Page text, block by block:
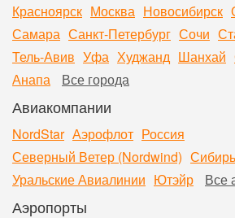
Красноярск Москва Новосибирск
Самара Санкт-Петербург Сочи
Тель-Авив Уфа Худжанд Шанхай
Анапа
Все города
Авиакомпании
NordStar Аэрофлот Россия
Северный Ветер (Nordwind) Сибирь
Уральские Авиалинии Ютэйр Все
Аэропорты